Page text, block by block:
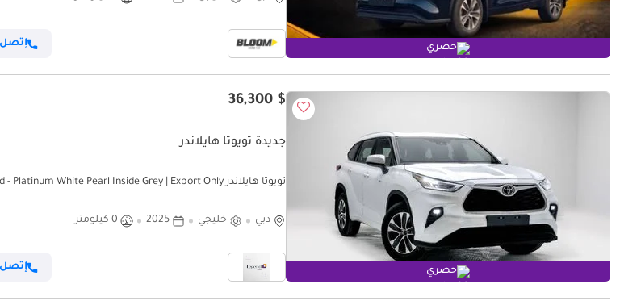
حصري إتصل
حصري
$ 36,300
جديدة تويوتا هايلاندر
تويوتا هايلاندر GLE 2.5L Hybrid - Platinum White Pearl Inside Grey | Export Only
دبي خليجي 2025 0 كيلومتر
إتصل